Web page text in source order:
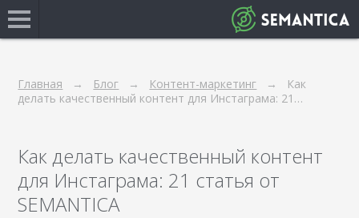
Главная Блог Контент-маркетинг
Как
делать качественный контент для Инстаграма: 21…
Как делать качественный контент
для Инстаграма: 21 статья от
SEMANTICA